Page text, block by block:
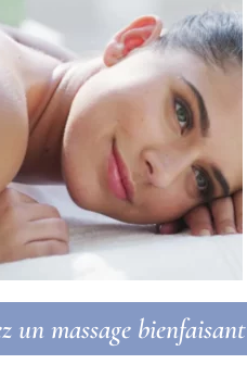
un massage bienfaisant